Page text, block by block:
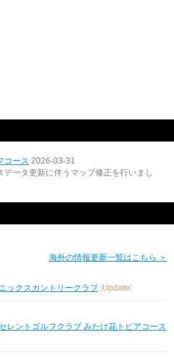
コース 2026-03-31
ータ更新に伴うマップ修正を行いまし
海外の情報更新一覧はこちら ＞
ックスカントリークラブ
Update
レントゴルフクラブ みたけ花トピアコース